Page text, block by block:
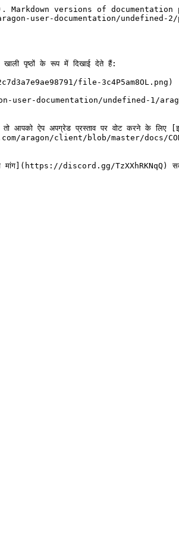
versions of documentation
user-documentation/undefined-
खाली पृष्ठों के रूप में दिखाई देते हैं:
file-3c4P5am8OL.png)
user-documentation/undefined-1/
आपको ऐप अपग्रेड प्रस्ताव पर वोट करने के लिए
aragon/client/blob/master/docs/
मांग](https://discord.gg/